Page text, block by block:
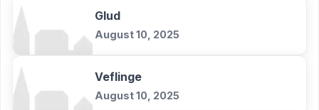
Glud
August 10, 2025
Veflinge
August 10, 2025